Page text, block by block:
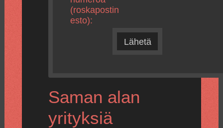
(roskapostin
esto):
Lähetä
Saman alan
yrityksiä